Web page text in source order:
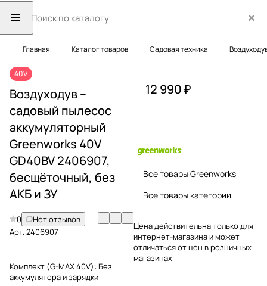
Главная Каталог товаров Садовая техника
40V
Воздуходув –
садовый пылесос
аккумуляторный
Greenworks 40V
GD40BV 2406907,
бесщёточный, без
АКБ и ЗУ
0
Нет отзывов
Арт.2406907
Комплект (G-MAX 40V): Без
аккумулятора и зарядки
12 990 ₽
Все товары Greenworks
Все товары категории
Цена действительна только для
интернет-магазина и может
отличаться от цен в розничных
магазинах